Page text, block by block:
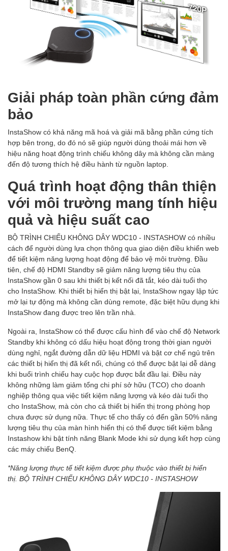
Giải pháp toàn phần cứng đảm
bảo
InstaShow có khả năng mã hoá và giải mã bằng phần cứng tích
hợp bên trong, do đó nó sẽ giúp người dùng thoải mái hơn về
hiệu năng hoạt động trình chiếu không dây mà không cần màng
đến độ tương thích hệ điều hành từ nguồn laptop.
Quá trình hoạt động thân thiện
với môi trường mang tính hiệu
quả và hiệu suất cao
BỘ TRÌNH CHIẾU KHÔNG DÂY WDC10 - INSTASHOW có nhiều
cách để người dùng lựa chọn thông qua giao diện điều khiển web
để tiết kiệm năng lượng hoạt động để bảo vệ môi trường. Đầu
tiên, chế độ HDMI Standby sẽ giảm năng lượng tiêu thụ của
InstaShow gần 0 sau khi thiết bị kết nối đã tắt, kéo dài tuổi thọ
cho InstaShow. Khi thiết bị hiển thị bật lại, InstaShow ngay lập tức
mở lại tự động mà không cần dùng remote, đặc biệt hữu dụng khi
InstaShow đang được treo lên trần nhà.
Ngoài ra, InstaShow có thể được cấu hình để vào chế độ Network
Standby khi không có dấu hiệu hoạt động trong thời gian người
dùng nghỉ, ngắt đường dẫn dữ liệu HDMI và bật cơ chế ngủ trên
các thiết bị hiển thị đã kết nối, chúng có thể được bật lại dễ dàng
khi buổi trình chiếu hay cuộc họp được bắt đầu lại. Điều này
không những làm giảm tổng chi phí sở hữu (TCO) cho doanh
nghiệp thông qua việc tiết kiệm năng lượng và kéo dài tuổi thọ
cho InstaShow, mà còn cho cả thiết bị hiển thị trong phòng họp
chưa được sử dụng nữa. Thực tế cho thấy có đến gần 50% năng
lượng tiêu thụ của màn hình hiển thị có thể được tiết kiệm bằng
Instashow khi bật tính năng Blank Mode khi sử dụng kết hợp cùng
các máy chiếu BenQ.
*Năng lượng thực tế tiết kiệm được phụ thuộc vào thiết bị hiển
thị. BỘ TRÌNH CHIẾU KHÔNG DÂY WDC10 - INSTASHOW